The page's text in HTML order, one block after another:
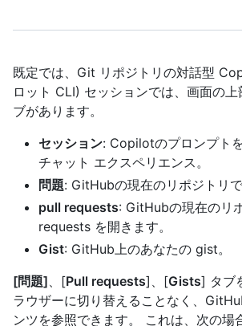
既定では、Git リポジトリの対話型
ロット CLI) セッションでは、画面の
ブがあります。
セッション: Copilotのプロンプト
チャット エクスペリエンス。
問題: GitHubの現在のリポジトリで
pull requests: GitHubの現在のリ
requests を開きます。
Gist: GitHub上のあなたの gist。
[問題]、[Pull requests]、[Gists] タブ
ラウザーに切り替えることなく、
ンツを参照できます。 これは、次の場